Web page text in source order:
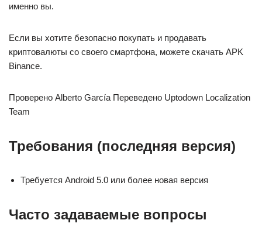
именно вы.
Если вы хотите безопасно покупать и продавать
криптовалюты со своего смартфона, можете скачать APK
Binance.
Проверено Alberto García Переведено Uptodown Localization
Team
Требования (последняя версия)
Требуется Android 5.0 или более новая версия
Часто задаваемые вопросы